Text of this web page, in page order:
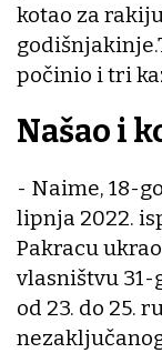
kotao za
počinio i tri
Našao i
- Naime, 18-
lipnja 2022.
Pakracu
vlasništvu
od 23. do 25.